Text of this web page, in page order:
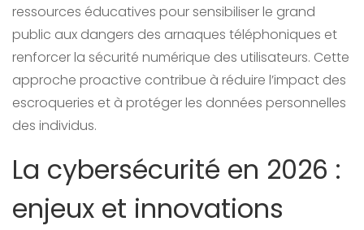
ressources éducatives pour sensibiliser le grand
public aux dangers des arnaques téléphoniques et
renforcer la sécurité numérique des utilisateurs. Cette
approche proactive contribue à réduire l’impact des
escroqueries et à protéger les données personnelles
des individus.
La cybersécurité en 2026 :
enjeux et innovations